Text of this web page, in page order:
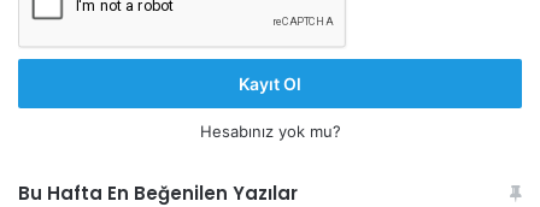
Kayıt Ol
Hesabınız yok mu?
Bu Hafta En Beğenilen Yazılar